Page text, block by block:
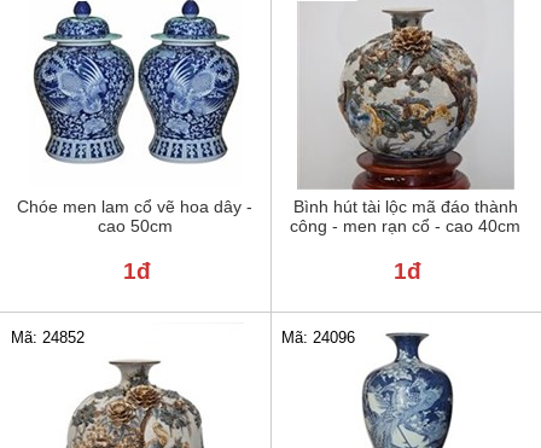
Chóe men lam cổ vẽ hoa dây -
cao 50cm
1đ
Bình hút tài lộc mã đáo thành
công - men rạn cổ - cao 40cm
1đ
Mã: 24852 Mã: 24096